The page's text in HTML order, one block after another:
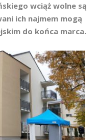
wciąż wolne są
ich najmem mogą
do końca marca.